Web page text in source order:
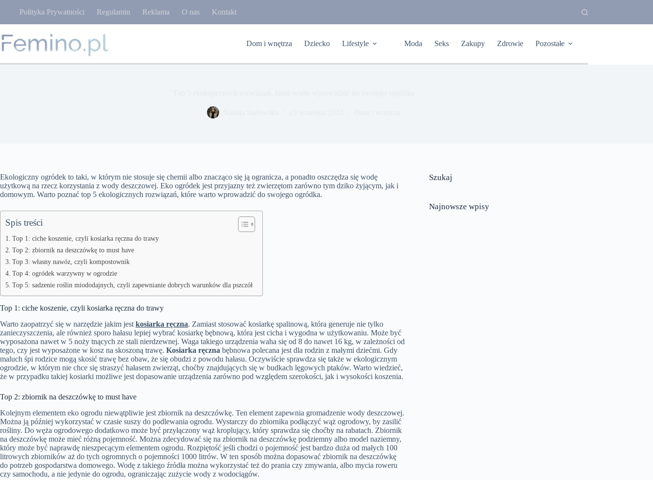
Polityka Prywatności Regulamin Reklama O nas Kontakt
Dom i wnętrza Dziecko Lifestyle Moda Seks Zakupy Zdrowie Pozostałe
Ekologiczny ogródek to taki, w którym nie stosuje się chemii albo znacząco się ją ogranicza, a ponadto oszczędza się wodę
użytkową na rzecz korzystania z wody deszczowej. Eko ogródek jest przyjazny też zwierzętom zarówno tym dziko żyjącym, jak i
domowym. Warto poznać top 5 ekologicznych rozwiązań, które warto wprowadzić do swojego ogródka.
Spis treści
Top 1: ciche koszenie, czyli kosiarka ręczna do trawy
Top 2: zbiornik na deszczówkę to must have
Top 3: własny nawóz, czyli kompostownik
Top 4: ogródek warzywny w ogrodzie
Top 5: sadzenie roślin miododajnych, czyli zapewnianie dobrych warunków dla pszczół
Top 1: ciche koszenie, czyli kosiarka ręczna do trawy
Warto zaopatrzyć się w narzędzie jakim jest kosiarka ręczna. Zamiast stosować kosiarkę spalinową, która generuje nie tylko
zanieczyszczenia, ale również sporo hałasu lepiej wybrać kosiarkę bębnową, która jest cicha i wygodna w użytkowaniu. Może być
wyposażona nawet w 5 noży tnących ze stali nierdzewnej. Waga takiego urządzenia waha się od 8 do nawet 16 kg, w zależności od
tego, czy jest wyposażone w kosz na skoszoną trawę. Kosiarka ręczna bębnowa polecana jest dla rodzin z małymi dziećmi. Gdy
maluch śpi rodzice mogą skosić trawę bez obaw, że się obudzi z powodu hałasu. Oczywiście sprawdza się także w ekologicznym
ogrodzie, w którym nie chce się straszyć hałasem zwierząt, choćby znajdujących się w budkach lęgowych ptaków. Warto wiedzieć,
że w przypadku takiej kosiarki możliwe jest dopasowanie urządzenia zarówno pod względem szerokości, jak i wysokości koszenia.
Top 2: zbiornik na deszczówkę to must have
Kolejnym elementem eko ogrodu niewątpliwie jest zbiornik na deszczówkę. Ten element zapewnia gromadzenie wody deszczowej.
Można ją później wykorzystać w czasie suszy do podlewania ogrodu. Wystarczy do zbiornika podłączyć wąż ogrodowy, by zasilić
rośliny. Do węża ogrodowego dodatkowo może być przyłączony wąż kroplujący, który sprawdza się choćby na rabatach. Zbiornik
na deszczówkę może mieć różną pojemność. Można zdecydować się na zbiornik na deszczówkę podziemny albo model naziemny,
który może być naprawdę nieszpecącym elementem ogrodu. Rozpiętość jeśli chodzi o pojemność jest bardzo duża od małych 100
litrowych zbiorników aż do tych ogromnych o pojemności 1000 litrów. W ten sposób można dopasować zbiornik na deszczówkę
do potrzeb gospodarstwa domowego. Wodę z takiego źródła można wykorzystać też do prania czy zmywania, albo mycia roweru
czy samochodu, a nie jedynie do ogrodu, ograniczając zużycie wody z wodociągów.
Szukaj
Najnowsze wpisy